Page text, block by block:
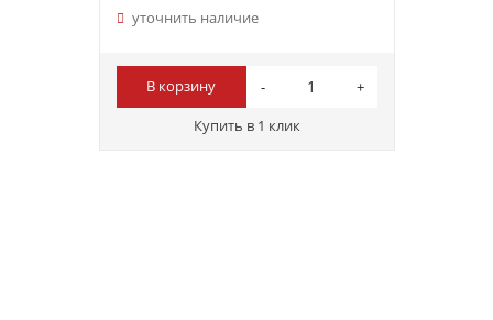
уточнить наличие
В корзину
Купить в 1 клик